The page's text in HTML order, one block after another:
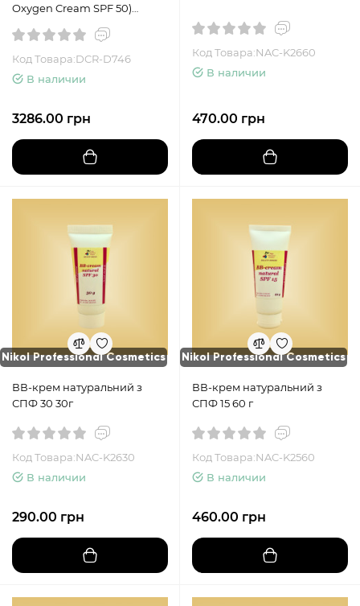
Oxygen Cream SPF 50)
відтінки IVORY, NUDE, TAN
Код Товара:DCR-D746
В наличии
3286.00 грн
Код Товара:NAC-K2660
В наличии
470.00 грн
Nikol Professional Cosmetics
ВВ-крем натуральний з
СПФ 30 30г
Код Товара:NAC-K2630
В наличии
290.00 грн
Nikol Professional Cosmetics
ВВ-крем натуральний з
СПФ 15 60 г
Код Товара:NAC-K2560
В наличии
460.00 грн